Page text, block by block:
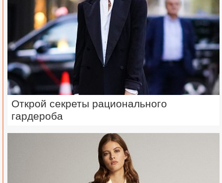
Открой секреты рационального
гардероба